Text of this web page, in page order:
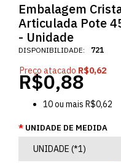
Embalagem
Articulada Pote
- Unidade
DISPONIBILIDADE: 721
Preço atacado R$0,62
R$0,88
10ou mais R$0,62
UNIDADE DE MEDIDA